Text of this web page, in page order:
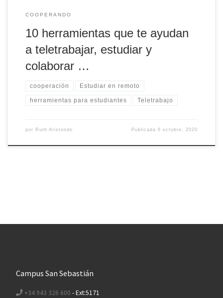
COOPERANDO
10 herramientas que te ayudan
a teletrabajar, estudiar y
colaborar …
cooperación Estudiar en remoto
herramientas para estudiantes Teletrabajo
por Ruth Aristondo Publicada6 octubre, 2020
Campus San Sebastián
+34 943 326 600 - Ext:5171